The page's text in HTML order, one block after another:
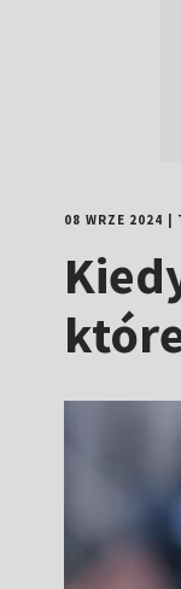
08 WRZE 2024